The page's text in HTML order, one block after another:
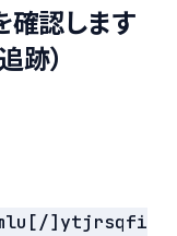
確認します
跡）
]ytjrsqfi